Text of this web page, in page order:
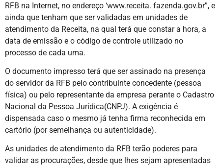
RFB na Internet, no endereço ‘www.receita. fazenda.gov.br”, e
ainda que tenham que ser validadas em unidades de
atendimento da Receita, na qual terá que constar a hora, a
data de emissão e o código de controle utilizado no
processo de cada uma.
O documento impresso terá que ser assinado na presença
do servidor da RFB pelo contribuinte concedente (pessoa
física) ou pelo representante da empresa perante o Cadastro
Nacional da Pessoa Jurídica(CNPJ). A exigência é
dispensada caso o mesmo já tenha firma reconhecida em
cartório (por semelhança ou autenticidade).
As unidades de atendimento da RFB terão poderes para
validar as procurações, desde que lhes sejam apresentadas